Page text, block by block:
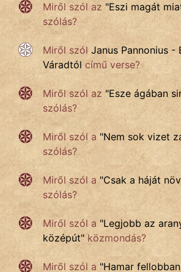
Miről szól az "Eszi magát
szólás?
Miről szól Janus Pannonius -
Váradtól című verse?
Miről szól az "Esze ágában
szólás?
Miről szól a "Nem sok vizet
szólás?
Miről szól a "Csak a háját
szólás?
Miről szól a "Legjobb az
középút" közmondás?
Miről szól a "Hamar